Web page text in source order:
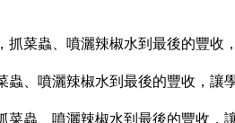
菜蟲、噴灑辣椒水到最後的豐收
、噴灑辣椒水到最後的豐收，讓
蟲、噴灑辣椒水到最後的豐收，